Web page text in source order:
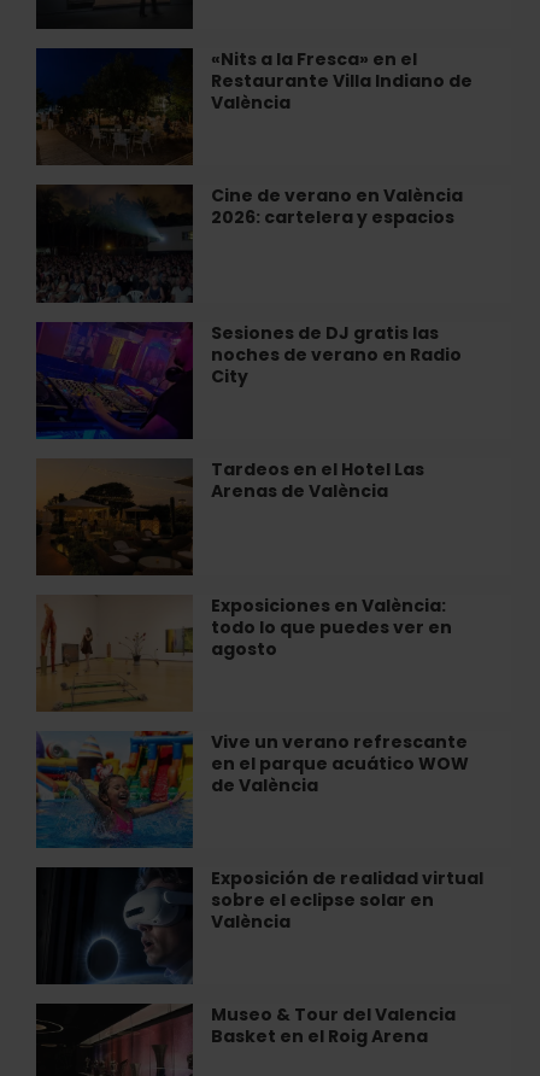
en
la
Bancaja
«Nits a la Fresca» en el
Restaurante Villa Indiano de
València
a
la
Fresca»
en
el
Restaurante
Indiano
de
Cine de verano en València
2026: cartelera y espacios
verano
en
València
2026:
cartelera
y
espacios
Sesiones de DJ gratis las
noches de verano en Radio
City
Sesiones
de
DJ
gratis
las
noches
verano
en
Radio
Tardeos en el Hotel Las
Arenas de València
en
el
Hotel
Las
Arenas
de
València
Exposiciones en València:
todo lo que puedes ver en
agosto
Exposiciones
en
València:
todo
lo
que
puedes
ver
en
agosto
Vive un verano refrescante
en el parque acuático WOW
de València
Vive
un
verano
refrescante
en
el
Exposición de realidad virtual
sobre el eclipse solar en
València
realidad
virtual
sobre
el
eclipse
Museo & Tour del Valencia
Basket en el Roig Arena
Museo
&